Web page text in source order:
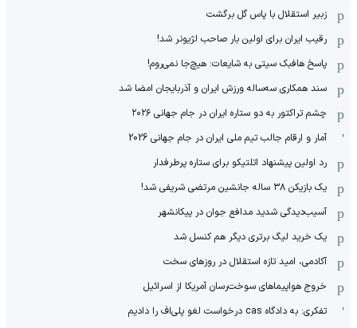
زبیر استقلال با پاس گل برگشت
رقیب ایران برای اولین بار صاحب لژیونر شد!
پاسخ هافبک سیتی به شایعات: هیچ‌جا نمی‌روم!
سند همکاری سه‌ساله‌ ‌ورزش ایران و آذربایجان امضا شد
چشم تراکتور به دو ستاره ایران در جام جهانی ۲۰۲۶
آمار و ارقام جالب تیم ملی ایران در جام جهانی 2026
رد اولین پیشنهاد اتلتیکو برای ستاره پرطرفدار
یک بازیکن ۳۸ ساله جانشین مرتضی شریفی شد!
آسیب‌دیدگی شدید مدافع جوان در پیکانشهر
یک خرید لیگ برتری دیگر هم کنسل شد
آکادمی، امید تازه استقلال در روزهای سخت
خروج هواپیماهای سوخت‌رسان آمریکا از اسرائیل
تفکری: به دادگاه cas درخواست لغو پلی‌اف را دادیم